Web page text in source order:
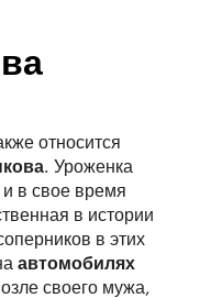
относится
. Уроженка
и в свое время
в истории
в этих
автомобилях
своего мужа,